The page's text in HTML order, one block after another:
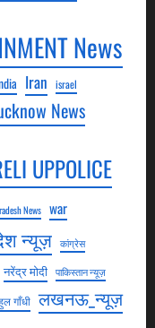
News
Iran israel
News
UPPOLICE
News war
न्यूज़ कांग्रेस
नरेंद्र मोदी पाकिस्तान न्यूज़
गाँधी लखनऊ_न्यूज़